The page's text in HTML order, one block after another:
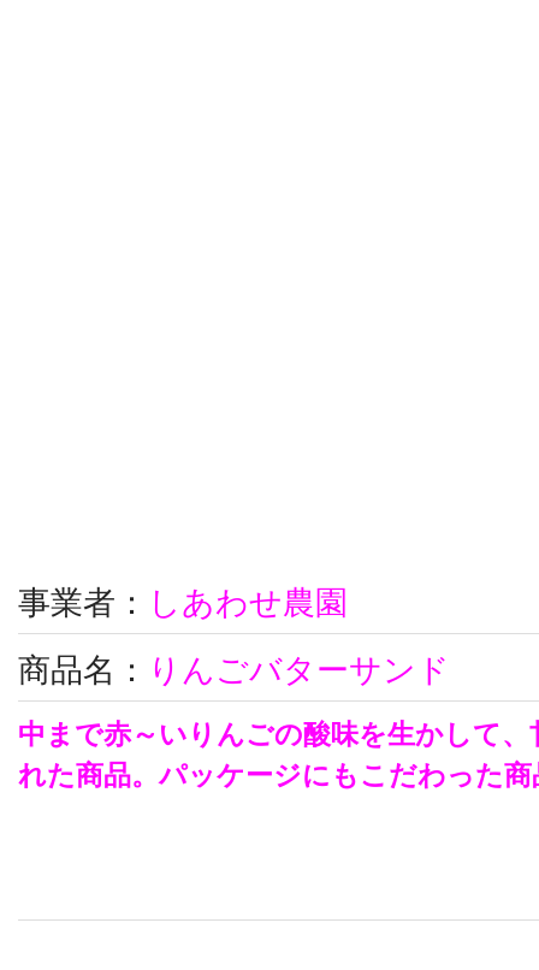
事業者： しあわせ農園
商品名： りんごバターサンド
中まで赤～いりんごの酸味を生かして、
れた商品。パッケージにもこだわった商